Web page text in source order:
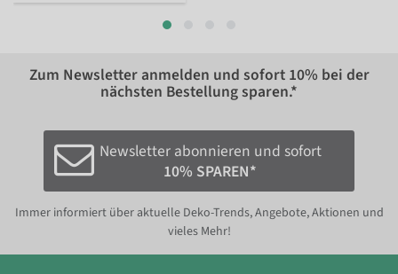
Zum Newsletter anmelden und sofort 10% bei der
nächsten Bestellung sparen.*
Newsletter abonnieren und sofort
10% SPAREN*
Immer informiert über aktuelle Deko-Trends, Angebote, Aktionen und
vieles Mehr!